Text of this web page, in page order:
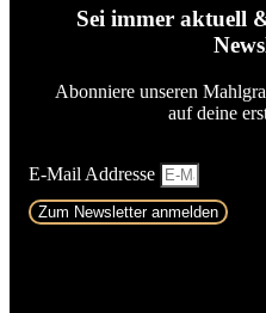
Sei immer aktuell
Abonniere unseren
auf deine
E-Mail Addresse
Zum Newsletter anmelden